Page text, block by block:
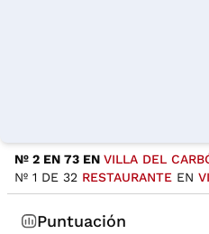
Nº 2 EN 73 EN VILLA DEL
Nº 1 DE 32 RESTAURANTE EN
Puntuación